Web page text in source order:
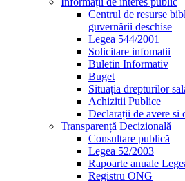
Centrul de resurse
guvernării deschise
Legea 544/2001
Solicitare infomatii
Buletin Informativ
Buget
Situația drepturilor
Achizitii Publice
Declarații de avere si
Transparență Decizională
Consultare publică
Legea 52/2003
Rapoarte anuale
Registru ONG